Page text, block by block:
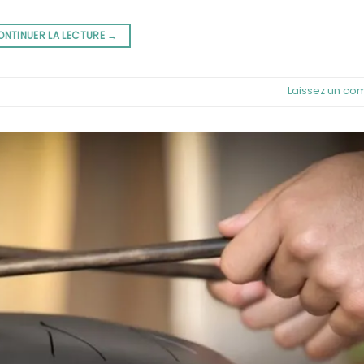
LA LECTURE →
Laissez un